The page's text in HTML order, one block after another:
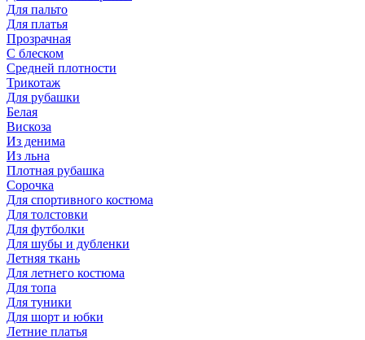
Для пальто
Для платья
Прозрачная
С блеском
Средней плотности
Трикотаж
Для рубашки
Белая
Вискоза
Из денима
Из льна
Плотная рубашка
Сорочка
Для спортивного костюма
Для толстовки
Для футболки
Для шубы и дубленки
Летняя ткань
Для летнего костюма
Для топа
Для туники
Для шорт и юбки
Летние платья